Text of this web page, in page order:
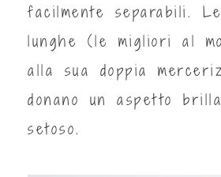
facilmente separabili.
lunghe (le migliori al
alla sua doppia
donano un aspetto
setoso.